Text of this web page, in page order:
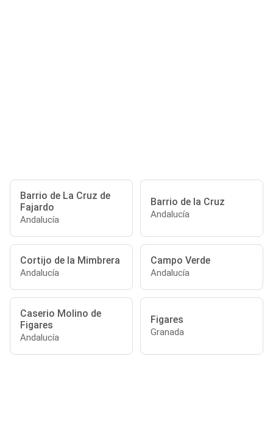
Barrio de La Cruz de
Fajardo
Andalucía
Barrio de la Cruz
Andalucía
Cortijo de la Mimbrera
Andalucía
Campo Verde
Andalucía
Caserio Molino de
Figares
Andalucía
Figares
Granada